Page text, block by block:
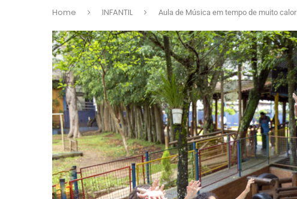
Home INFANTIL Aula de Música em tempo de muito calor